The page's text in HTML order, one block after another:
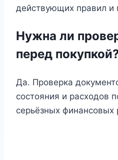
действующих правил и
Нужна ли
перед
Да. Проверка
состояния и расходов
серьёзных финансовых